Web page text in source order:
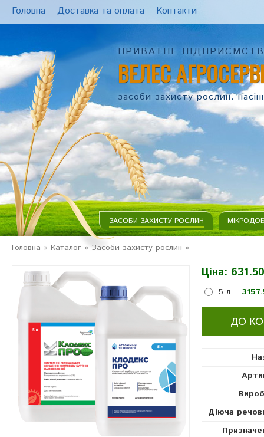
ПРИВАТНЕ
ВЕЛЕС
засоби захисту рослин.
Головна Доставка та оплата Контакти
ЗАСОБИ ЗАХИСТУ РОСЛИН
Головна » Каталог » Засоби захисту рослин »
гербіциди
Ціна:
5 л.
Діюча